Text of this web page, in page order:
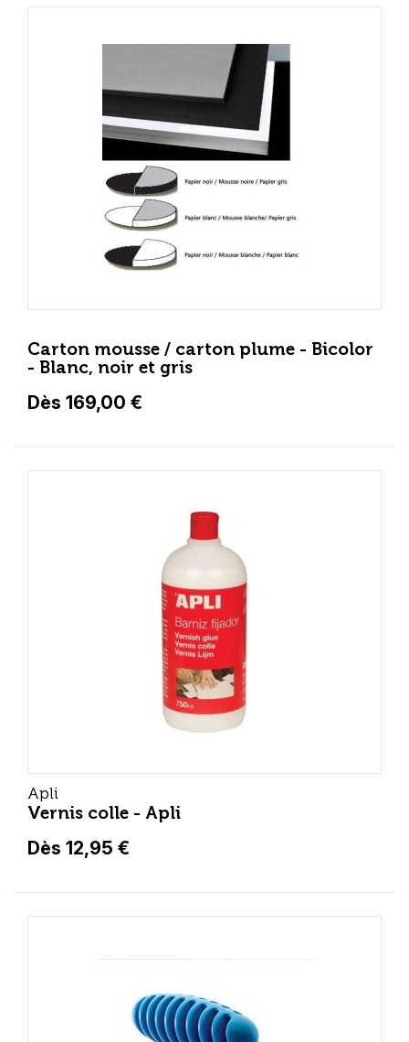
Carton mousse / carton plume - Bicolor
- Blanc, noir et gris
Dès 169,00 €
Apli
Vernis colle - Apli
Dès 12,95 €